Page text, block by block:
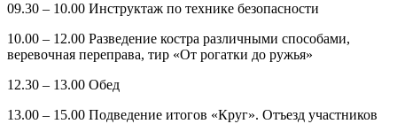
09.30 – 10.00 Инструктаж по технике безопасности
10.00 – 12.00 Разведение костра различными способами,
веревочная переправа, тир «От рогатки до ружья»
12.30 – 13.00 Обед
13.00 – 15.00 Подведение итогов «Круг». Отъезд участников